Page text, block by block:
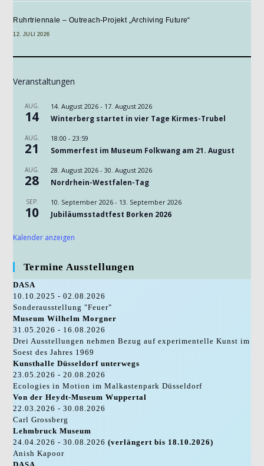
Ruhrtriennale – Outreach-Projekt „Archiving Future“
12. JULI 2026
Veranstaltungen
AUG.
14
14. August 2026 - 17. August 2026
Winterberg startet in vier Tage Kirmes-Trubel
AUG.
21
18:00 -23:59
Sommerfest im Museum Folkwang am 21. August
AUG.
28
28. August 2026 -30. August 2026
Nordrhein-Westfalen-Tag
SEP.
10
10. September 2026 - 13. September 2026
Jubiläumsstadtfest Borken 2026
Kalender anzeigen
Termine Ausstellungen
DASA
10.10.2025 - 02.08.2026
Sonderausstellung "Feuer"
Museum Wilhelm Morgner
31.05.2026 - 16.08.2026
Drei Ausstellungen nehmen Bezug auf experimentelle Kunst im
Soest des Jahres 1969
Kunsthalle Düsseldorf unterwegs
23.05.2026 - 20.08.2026
Ecologies in Motion im Malkastenpark Düsseldorf
Von der Heydt-Museum Wuppertal
22.03.2026 - 30.08.2026
Carl Grossberg
Lehmbruck Museum
24.04.2026 - 30.08.2026(verlängert bis 18.10.2026)
Anish Kapoor